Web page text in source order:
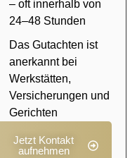
– oft innerhalb von
24–48 Stunden
Das Gutachten ist
anerkannt bei
Werkstätten,
Versicherungen und
Gerichten
Jetzt Kontakt
aufnehmen